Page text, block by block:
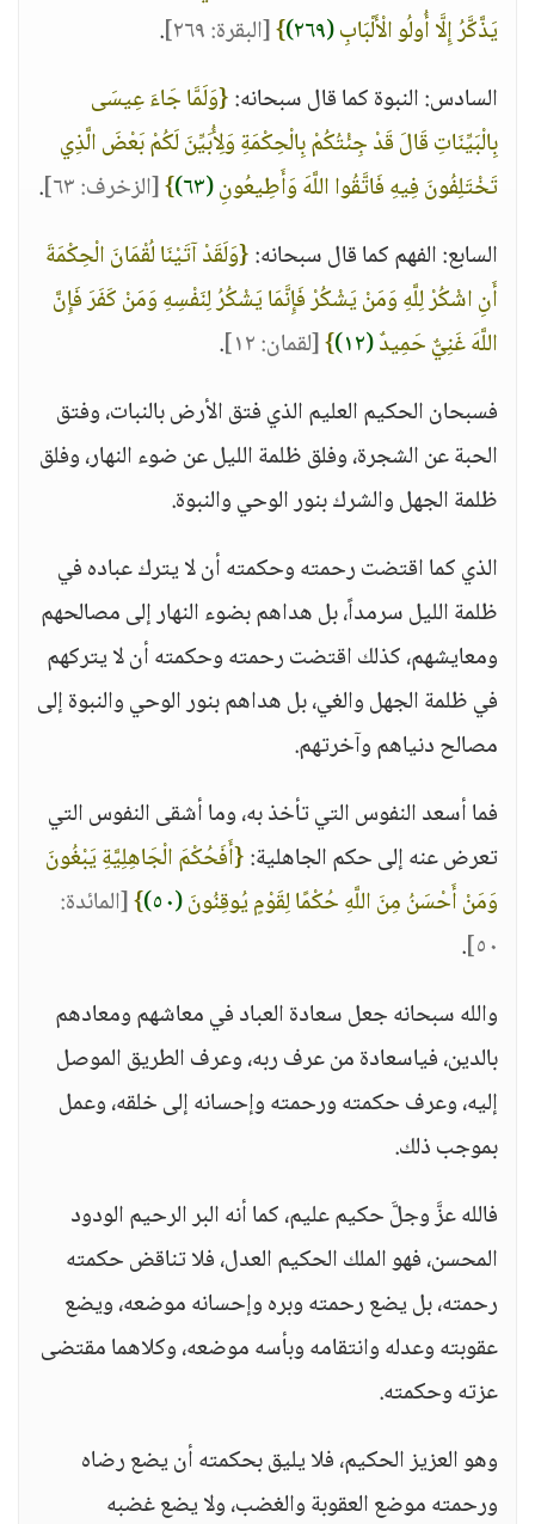
يَذَّكَّرُ إِلَّا أُولُو الْأَلْبَابِ(٢٦٩) }[البقرة: ٢٦٩]
.
السادس: النبوة كما قال سبحانه:{وَلَمَّا جَاءَ عِيسَى
بِالْبَيِّنَاتِ قَالَ قَدْ جِئْتُكُمْ بِالْحِكْمَةِ وَلِأُبَيِّنَ لَكُمْ بَعْضَ الَّذِي
تَخْتَلِفُونَ فِيهِ فَاتَّقُوا اللَّهَ وَأَطِيعُونِ(٦٣) }[الزخرف: ٦٣]
.
السابع: الفهم كما قال سبحانه:{وَلَقَدْ آتَيْنَا لُقْمَانَ الْحِكْمَةَ
أَنِ اشْكُرْ لِلَّهِ وَمَنْ يَشْكُرْ فَإِنَّمَا يَشْكُرُ لِنَفْسِهِ وَمَنْ كَفَرَ فَإِنَّ
اللَّهَ غَنِيٌّ حَمِيدٌ(١٢) }[لقمان: ١٢]
.
فسبحان الحكيم العليم الذي فتق الأرض بالنبات، وفتق
الحبة عن الشجرة، وفلق ظلمة الليل عن ضوء النهار، وفلق
ظلمة الجهل والشرك بنور الوحي والنبوة.
الذي كما اقتضت رحمته وحكمته أن لا يترك عباده في
ظلمة الليل سرمداً، بل هداهم بضوء النهار إلى مصالحهم
ومعايشهم، كذلك اقتضت رحمته وحكمته أن لا يتركهم
في ظلمة الجهل والغي، بل هداهم بنور الوحي والنبوة إلى
مصالح دنياهم وآخرتهم.
فما أسعد النفوس التي تأخذ به، وما أشقى النفوس التي
تعرض عنه إلى حكم الجاهلية:{أَفَحُكْمَ الْجَاهِلِيَّةِ يَبْغُونَ
وَمَنْ أَحْسَنُ مِنَ اللَّهِ حُكْمًا لِقَوْمٍ يُوقِنُونَ(٥٠) }[المائدة:
٥٠] .
والله سبحانه جعل سعادة العباد في معاشهم ومعادهم
بالدين، فياسعادة من عرف ربه، وعرف الطريق الموصل
إليه، وعرف حكمته ورحمته وإحسانه إلى خلقه، وعمل
بموجب ذلك.
فالله عزَّ وجلَّ حكيم عليم، كما أنه البر الرحيم الودود
المحسن، فهو الملك الحكيم العدل، فلا تناقض حكمته
رحمته، بل يضع رحمته وبره وإحسانه موضعه، ويضع
عقوبته وعدله وانتقامه وبأسه موضعه، وكلاهما مقتضى
عزته وحكمته.
وهو العزيز الحكيم، فلا يليق بحكمته أن يضع رضاه
ورحمته موضع العقوبة والغضب، ولا يضع غضبه